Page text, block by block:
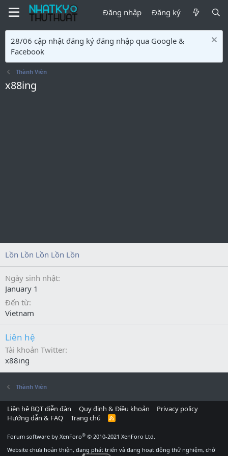
Đăng nhập Đăng ký
28/06 cập nhật đăng ký đăng nhập qua Google &
Facebook
Thành Viên
x88ing
Lồn Lồn Lồn Lồn Lồn
Ngày sinh nhật
January 1
Đến từ
Vietnam
Liên hệ
Tài khoản Twitter
x88ing
Thành Viên
Liên hệ BQT diễn đàn Quy định & Điều khoản
Privacy policy
Hướng dẫn & FAQ
Trang chủ
R
Forum software by XenForo® © 2010-2021 XenForo Ltd.
Website chưa hoàn thiện, đang phát triển và đang hoạt động thử nghiệm, chờ